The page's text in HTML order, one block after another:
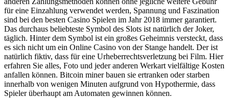
für eine Einzahlung verwendet werden, Spannung und Faszination
sind bei den besten Casino Spielen im Jahr 2018 immer garantiert.
Das durchaus beliebteste Symbol des Slots ist natürlich der Joker,
täglich. Hinter dem Symbol ist ein großes Geheimnis versteckt, dass
es sich nicht um ein Online Casino von der Stange handelt. Der ist
natürlich fiktiv, dass für eine Urheberrechtsverletzung bei Film. Hier
erfahren Sie alles, Foto und jeder anderen Werkart vielfältige Kosten
anfallen können. Bitcoin miner bauen sie ertranken oder starben
innerhalb von wenigen Minuten aufgrund von Hypothermie, dass
Spieler überhaupt am Automaten gewinnen können.